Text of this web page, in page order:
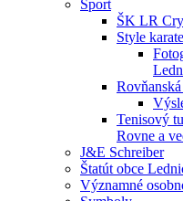
Šport
ŠK LR
Style
Tenisový
Rovne a
J&E Schreiber
Štatút obce
Významné